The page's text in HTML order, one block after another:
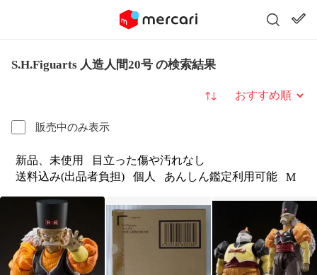
S.H.Figuarts 人造人間20号 の検索結果
販売中のみ表示
並び替え
新品、未使用
目立った傷や汚れなし
送料込み(出品者負担)
個人 あんしん鑑定利用可能 M